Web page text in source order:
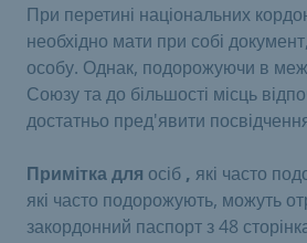
При перетині національних
необхідно мати при собі
особу. Однак, подорожуючи в
Союзу та до більшості місць
достатньо пред'явити
Примітка для осіб , які часто
які часто подорожують, можуть
закордонний паспорт з 48